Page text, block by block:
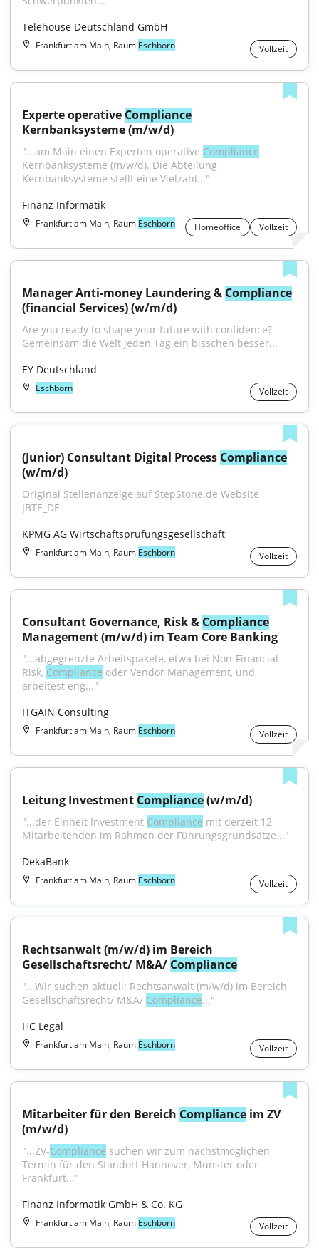
Telehouse Deutschland GmbH
Frankfurt am Main, Raum Eschborn Vollzeit
Experte operative Compliance
Kernbanksysteme (m/w/d)
"...am Main einen Experten operative Compliance
Kernbanksysteme (m/w/d). Die Abteilung
Kernbanksysteme stellt eine Vielzahl..."
Finanz Informatik
Frankfurt am Main, Raum Eschborn Homeoffice Vollzeit
Manager Anti-money Laundering & Compliance
(financial Services) (w/m/d)
Are you ready to shape your future with confidence?
Gemeinsam die Welt jeden Tag ein bisschen besser...
EY Deutschland
Eschborn Vollzeit
(Junior) Consultant Digital Process Compliance
(w/m/d)
Original Stellenanzeige auf StepStone.de Website
JBTE_DE
KPMG AG Wirtschaftsprüfungsgesellschaft
Frankfurt am Main, Raum Eschborn Vollzeit
Consultant Governance, Risk & Compliance
Management (m/w/d) im Team Core Banking
"...abgegrenzte Arbeitspakete, etwa bei Non-Financial
Risk, Compliance oder Vendor Management, und
arbeitest eng..."
ITGAIN Consulting
Frankfurt am Main, Raum Eschborn Vollzeit
Leitung Investment Compliance (w/m/d)
"...der Einheit Investment Compliance mit derzeit 12
Mitarbeitenden im Rahmen der Führungsgrundsätze..."
DekaBank
Frankfurt am Main, Raum Eschborn Vollzeit
Rechtsanwalt (m/w/d) im Bereich
Gesellschaftsrecht/ M&A/ Compliance
"...Wir suchen aktuell: Rechtsanwalt (m/w/d) im Bereich
Gesellschaftsrecht/ M&A/ Compliance..."
HC Legal
Frankfurt am Main, Raum Eschborn Vollzeit
Mitarbeiter für den Bereich Compliance im ZV
(m/w/d)
"...ZV-Compliance suchen wir zum nächstmöglichen
Termin für den Standort Hannover, Münster oder
Frankfurt..."
Finanz Informatik GmbH & Co. KG
Frankfurt am Main, Raum Eschborn Vollzeit